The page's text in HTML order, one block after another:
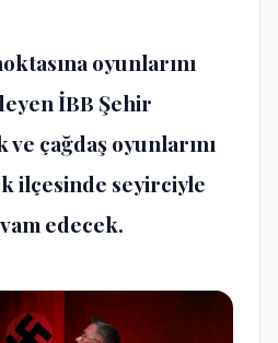
oyunlarını
İBB Şehir
çağdaş oyunlarını
ilçesinde seyirciyle
edecek.